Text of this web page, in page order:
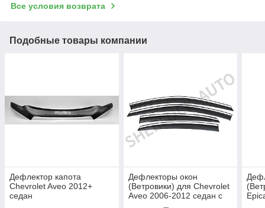
Все условия возврата
Подобные товары компании
Дефлектор капота
Chevrolet Aveo 2012+
седан
Дефлекторы окон
(Ветровики) для Chevrolet
Aveo 2006-2012 седан с
металлическим